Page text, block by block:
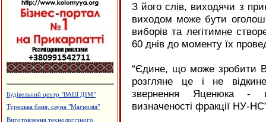
Профспілкове товариство імігрантів
З його слів, виходячи з
виходом може бути
виборів та легітимне
60 днів до моменту їх
“Єдине, що може зробити
розгляне це і не
звернення Яценюка -
визначеності фракції НУ-